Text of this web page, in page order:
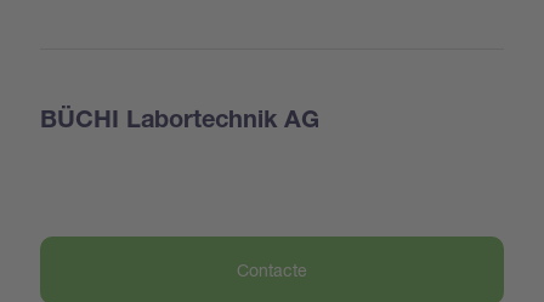
BÜCHI Labortechnik AG
Contacte